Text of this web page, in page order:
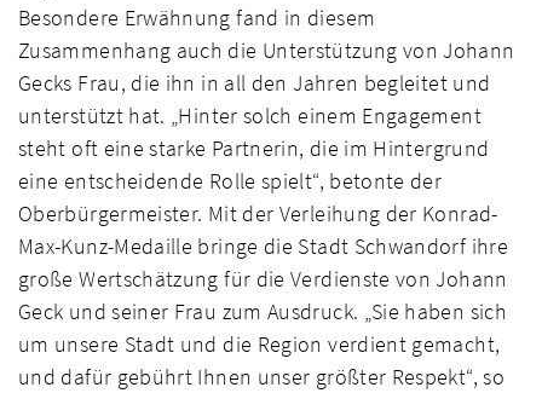
Besondere Erwähnung fand in diesem
Zusammenhang auch die Unterstützung von Johann
Gecks Frau, die ihn in all den Jahren begleitet und
unterstützt hat. „Hinter solch einem Engagement
steht oft eine starke Partnerin, die im Hintergrund
eine entscheidende Rolle spielt“, betonte der
Oberbürgermeister. Mit der Verleihung der Konrad-
Max-Kunz-Medaille bringe die Stadt Schwandorf ihre
große Wertschätzung für die Verdienste von Johann
Geck und seiner Frau zum Ausdruck. „Sie haben sich
um unsere Stadt und die Region verdient gemacht,
und dafür gebührt Ihnen unser größter Respekt“, so